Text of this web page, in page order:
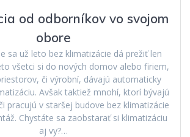
od odborníkov vo svojom
obore
sa už leto bez klimatizácie dá prežiť len
všetci si do nových domov alebo firiem,
či výrobní, dávajú automaticky
Avšak taktiež mnohí, ktorí bývajú
pracujú v staršej budove bez klimatizácie
Chystáte sa zaobstarať si klimatizáciu
aj vy?…